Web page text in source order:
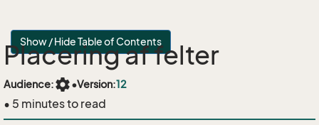
Show / Hide Table of Contents
Placering af felter
Audience:settings•Version:12
• 5 minutes to read